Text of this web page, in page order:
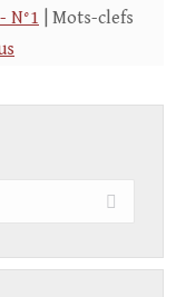
N°1 | Mots-clefs